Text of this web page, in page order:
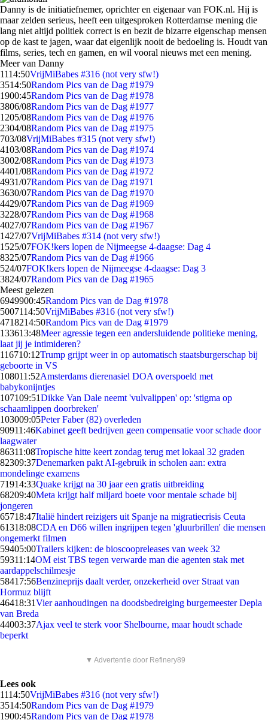
Danny is de initiatiefnemer, oprichter en eigenaar van FOK.nl. Hij is
maar zelden serieus, heeft een uitgesproken Rotterdamse mening die
lang niet altijd politiek correct is en bezit de bizarre eigenschap mensen
op de kast te jagen, waar dat eigenlijk nooit de bedoeling is. Houdt van
films, series, tech en gamen, en wil vooral nieuws met een mening.
Meer van Danny
1114:50VrijMiBabes #316 (not very sfw!)
3514:50Random Pics van de Dag #1979
1900:45Random Pics van de Dag #1978
3806/08Random Pics van de Dag #1977
1205/08Random Pics van de Dag #1976
2304/08Random Pics van de Dag #1975
703/08VrijMiBabes #315 (not very sfw!)
4103/08Random Pics van de Dag #1974
3002/08Random Pics van de Dag #1973
4401/08Random Pics van de Dag #1972
4931/07Random Pics van de Dag #1971
3630/07Random Pics van de Dag #1970
4429/07Random Pics van de Dag #1969
3228/07Random Pics van de Dag #1968
4027/07Random Pics van de Dag #1967
1427/07VrijMiBabes #314 (not very sfw!)
1525/07FOK!kers lopen de Nijmeegse 4-daagse: Dag 4
8325/07Random Pics van de Dag #1966
524/07FOK!kers lopen de Nijmeegse 4-daagse: Dag 3
3824/07Random Pics van de Dag #1965
Meest gelezen
6949900:45Random Pics van de Dag #1978
5007114:50VrijMiBabes #316 (not very sfw!)
4718214:50Random Pics van de Dag #1979
133613:48Meer agressie tegen een andersluidende politieke mening,
laat jij je intimideren?
116710:12Trump grijpt weer in op automatisch staatsburgerschap bij
geboorte in VS
108011:52Amsterdams dierenasiel DOA overspoeld met
babykonijntjes
107109:51Dikke Van Dale neemt 'vulvalippen' op: 'stigma op
schaamlippen doorbreken'
103009:05Peter Faber (82) overleden
90911:46Kabinet geeft bedrijven geen compensatie voor schade door
laagwater
86311:08Tropische hitte keert zondag terug met lokaal 32 graden
82309:37Denemarken pakt AI-gebruik in scholen aan: extra
mondelinge examens
71914:33Quake krijgt na 30 jaar een gratis uitbreiding
68209:40Meta krijgt half miljard boete voor mentale schade bij
jongeren
65718:47Italië hindert reizigers uit Spanje na migratiecrisis Ceuta
61318:08CDA en D66 willen ingrijpen tegen 'gluurbrillen' die mensen
ongemerkt filmen
59405:00Trailers kijken: de bioscoopreleases van week 32
59311:14OM eist TBS tegen verwarde man die agenten stak met
aardappelschilmesje
58417:56Benzineprijs daalt verder, onzekerheid over Straat van
Hormuz blijft
46418:31Vier aanhoudingen na doodsbedreiging burgemeester Depla
van Breda
44003:37Ajax veel te sterk voor Shelbourne, maar houdt schade
beperkt
▼ Advertentie door Refinery89
Lees ook
1114:50VrijMiBabes #316 (not very sfw!)
3514:50Random Pics van de Dag #1979
1900:45Random Pics van de Dag #1978